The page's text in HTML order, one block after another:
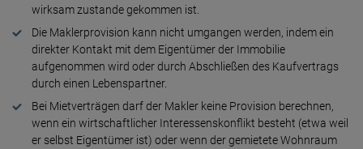
wirksam zustande gekommen ist.
Die Maklerprovision kann nicht umgangen werden, indem ein
direkter Kontakt mit dem Eigentümer der Immobilie
aufgenommen wird oder durch Abschließen des Kaufvertrags
durch einen Lebenspartner.
Bei Mietverträgen darf der Makler keine Provision berechnen,
wenn ein wirtschaftlicher Interessenskonflikt besteht (etwa weil
er selbst Eigentümer ist) oder wenn der gemietete Wohnraum